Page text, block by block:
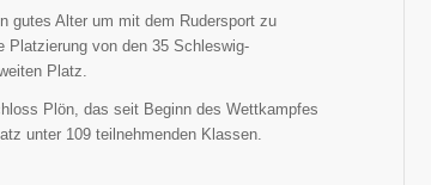
gutes Alter um mit dem Rudersport zu
Platzierung von den 35 Schleswig-
Platz.
Plön, das seit Beginn des Wettkampfes
unter 109 teilnehmenden Klassen.